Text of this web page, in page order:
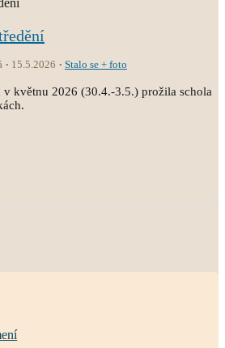
15.5.2026 Stalo se + foto
květnu 2026 (30.4.-3.5.) prožila schola